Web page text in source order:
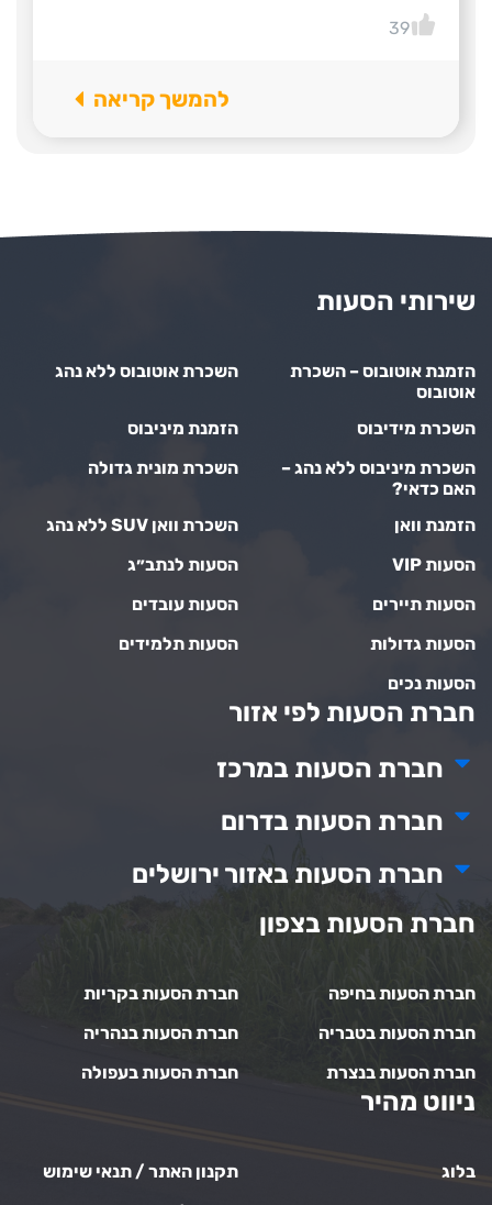
39
להמשך קריאה
שירותי הסעות
הזמנת אוטובוס – השכרת
אוטובוס
השכרת אוטובוס ללא נהג
השכרת מידיבוס
הזמנת מיניבוס
השכרת מיניבוס ללא נהג –
האם כדאי?
השכרת מונית גדולה
הזמנת וואן
השכרת וואן SUV ללא נהג
הסעות VIP
הסעות לנתב״ג
הסעות תיירים
הסעות עובדים
הסעות גדולות
הסעות תלמידים
הסעות נכים
חברת הסעות לפי אזור
חברת הסעות במרכז
חברת הסעות בדרום
חברת הסעות באזור ירושלים
חברת הסעות בצפון
חברת הסעות בחיפה
חברת הסעות בקריות
חברת הסעות בטבריה
חברת הסעות בנהריה
חברת הסעות בנצרת
חברת הסעות בעפולה
ניווט מהיר
בלוג
תקנון האתר / תנאי שימוש